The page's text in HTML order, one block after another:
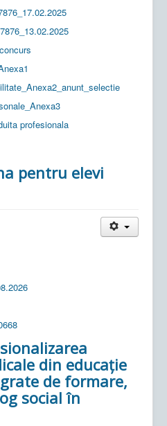
profesionala
pentru elevi
din educație
de formare,
social în